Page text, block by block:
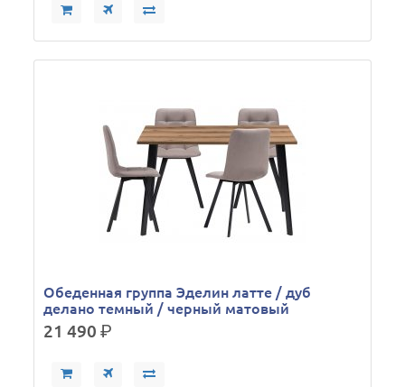
Обеденная группа Эделин латте / дуб
делано темный / черный матовый
21 490р.